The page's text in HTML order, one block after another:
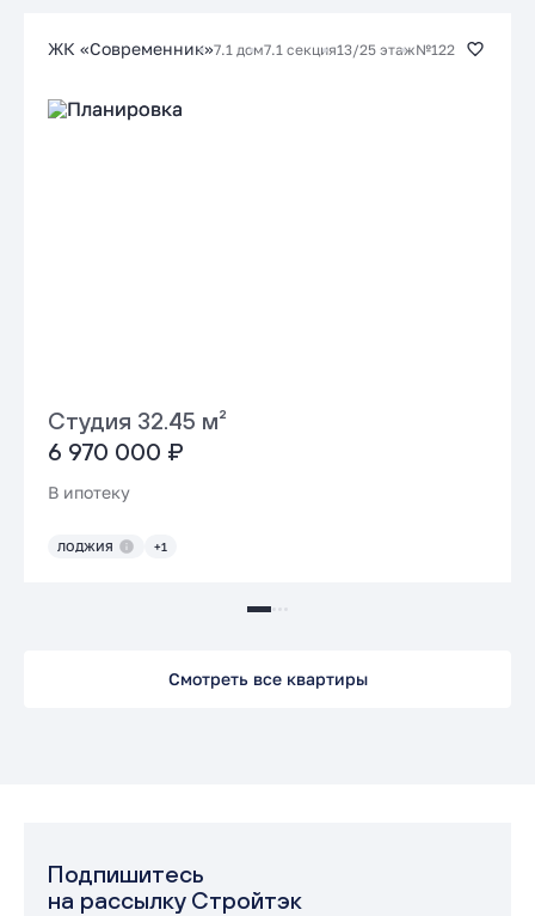
ЖК «Современник»7.1 дом7.1 секция13/25 этаж№122
Студия 32.45 м²
6 970 000 ₽
В ипотеку
ЛОДЖИЯ +1
Смотреть все квартиры
Подпишитесь
на рассылку Стройтэк